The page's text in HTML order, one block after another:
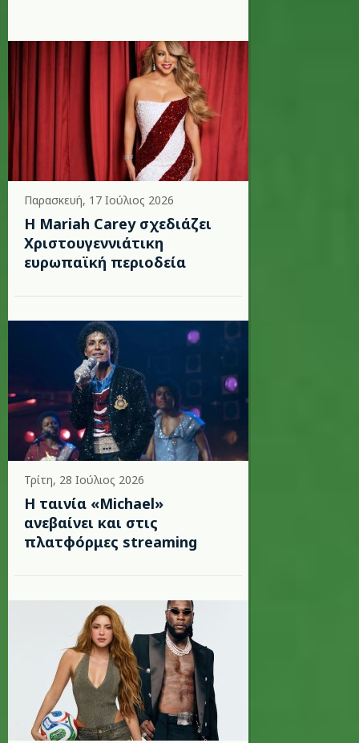
Παρασκευή, 17 Ιούλιος 2026
Η Mariah Carey σχεδιάζει
Χριστουγεννιάτικη
ευρωπαϊκή περιοδεία
Τρίτη, 28 Ιούλιος 2026
Η ταινία «Michael»
ανεβαίνει και στις
πλατφόρμες streaming